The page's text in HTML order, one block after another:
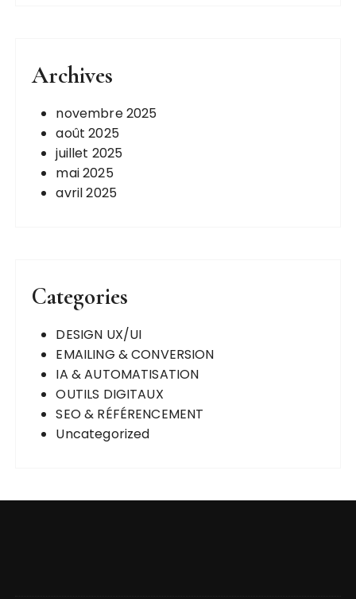
Archives
novembre 2025
août 2025
juillet 2025
mai 2025
avril 2025
Categories
DESIGN UX/UI
EMAILING & CONVERSION
IA & AUTOMATISATION
OUTILS DIGITAUX
SEO & RÉFÉRENCEMENT
Uncategorized